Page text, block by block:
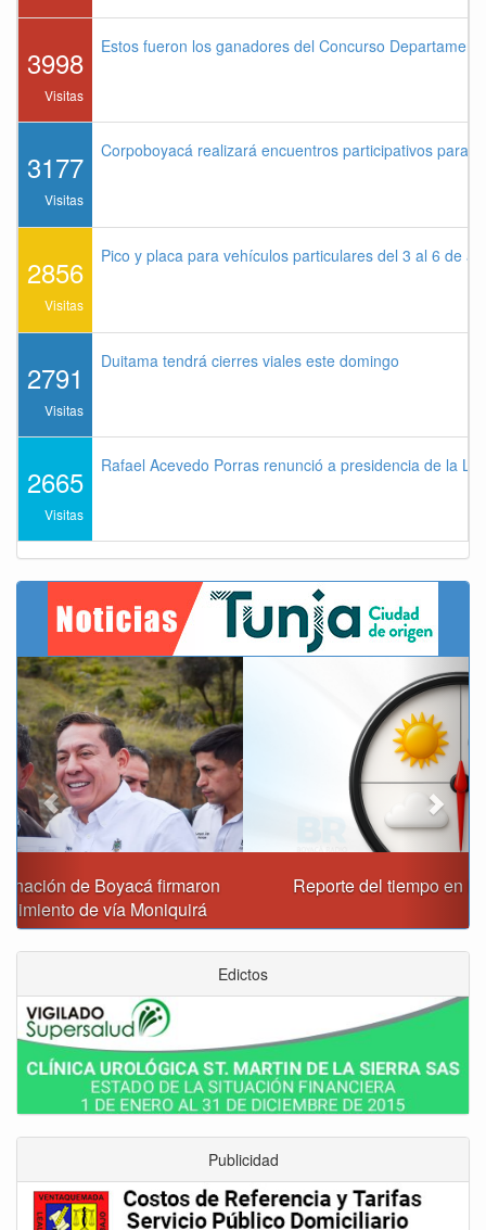
3998
Visitas
Estos fueron los ganadores del Concurso
3177
Visitas
Corpoboyacá realizará encuentros participativos para
2856
Visitas
Pico y placa para vehículos particulares del 3 al 6 de
2791
Visitas
Duitama tendrá cierres viales este domingo
2665
Visitas
Rafael Acevedo Porras renunció a presidencia de la
Reporte del tiempo en Boyacá para el viernes
Previous Next
Edictos
Publicidad